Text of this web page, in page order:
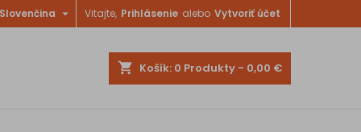
Vitajte, Prihlásenie alebo Vytvoriť účet
Slovenčina 
shopping_cart Košík: 0 Produkty - 0,00 €